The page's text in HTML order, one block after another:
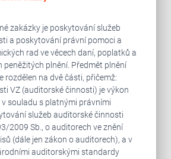
zakázky je poskytování služeb
a poskytování právní pomoci a
rad ve věcech daní, poplatků a
peněžitých plnění. Předmět plnění
rozdělen na dvě části, přičemž:
VZ (auditorské činnosti) je výkon
souladu s platnými právními
služeb auditorské činnosti
2009 Sb., o auditorech ve znění
(dále jen zákon o auditorech), a v
auditorskými standardy